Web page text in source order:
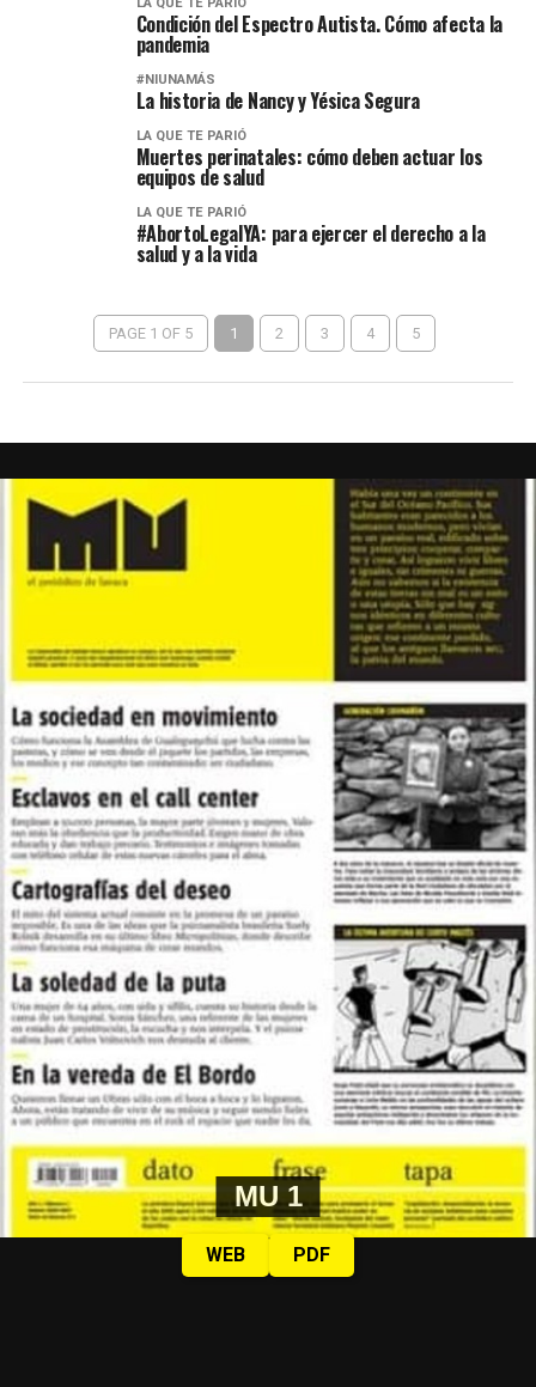
LA QUE TE PARIÓ
Condición del Espectro Autista. Cómo afecta la
pandemia
#NIUNAMÁS
La historia de Nancy y Yésica Segura
LA QUE TE PARIÓ
Muertes perinatales: cómo deben actuar los
equipos de salud
LA QUE TE PARIÓ
#AbortoLegalYA: para ejercer el derecho a la
salud y a la vida
PAGE 1 OF 5 1 2 3 4 5
MU 1
WEB PDF